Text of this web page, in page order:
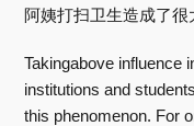
阿姨打扫卫生造成了很
Takingabove influence
institutions and
this phenomenon. For